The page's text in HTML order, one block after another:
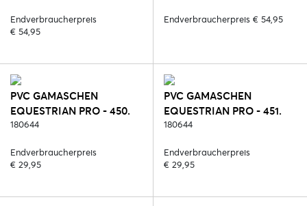
Endverbraucherpreis
€ 54,95
Endverbraucherpreis € 54,95
PVC GAMASCHEN
EQUESTRIAN PRO - 450.
BLUE REEF
180644
Endverbraucherpreis
€ 29,95
PVC GAMASCHEN
EQUESTRIAN PRO - 451.
LILAC CORAL
180644
Endverbraucherpreis
€ 29,95